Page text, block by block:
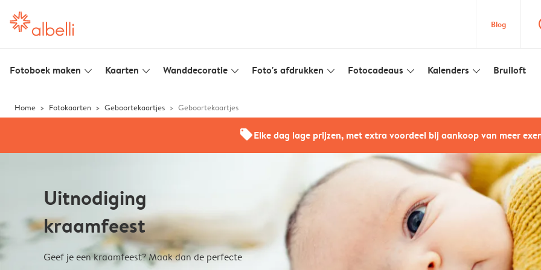
Blog
Fotoboek maken slim_arrow_down Kaarten slim_arrow_down Wanddecoratie slim_arrow_down Foto's afdrukken slim_arrow_down Fotocadeaus slim_arrow_down Kalenders slim_arrow_down Bruiloft
Home Fotokaarten Geboortekaartjes Geboortekaartjes
offersElke dag lage prijzen, met extra voordeel bij aankoop van meer
Uitnodiging
kraamfeest
Geef je een kraamfeest? Maak dan de perfecte